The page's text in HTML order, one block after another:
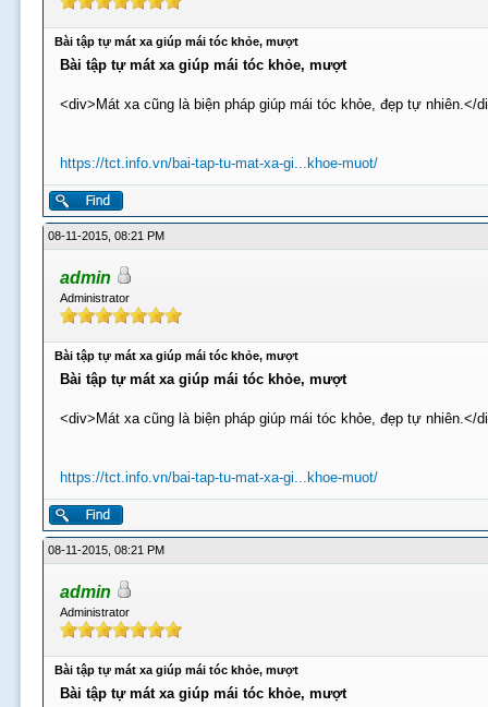
Bài tập tự mát xa giúp mái tóc khỏe, mượt
Bài tập tự mát xa giúp mái tóc khỏe, mượt
<div>Mát xa cũng là biện pháp giúp mái tóc khỏe, đẹp tự nhiên.</
https://tct.info.vn/bai-tap-tu-mat-xa-gi...khoe-muot/
08-11-2015, 08:21 PM
admin
Administrator
Bài tập tự mát xa giúp mái tóc khỏe, mượt
Bài tập tự mát xa giúp mái tóc khỏe, mượt
<div>Mát xa cũng là biện pháp giúp mái tóc khỏe, đẹp tự nhiên.</
https://tct.info.vn/bai-tap-tu-mat-xa-gi...khoe-muot/
08-11-2015, 08:21 PM
admin
Administrator
Bài tập tự mát xa giúp mái tóc khỏe, mượt
Bài tập tự mát xa giúp mái tóc khỏe, mượt